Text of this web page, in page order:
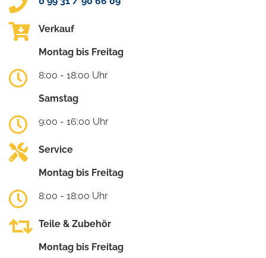
Verkauf
Montag bis Freitag
8:00 - 18:00 Uhr
Samstag
9:00 - 16:00 Uhr
Service
Montag bis Freitag
8:00 - 18:00 Uhr
Teile & Zubehör
Montag bis Freitag